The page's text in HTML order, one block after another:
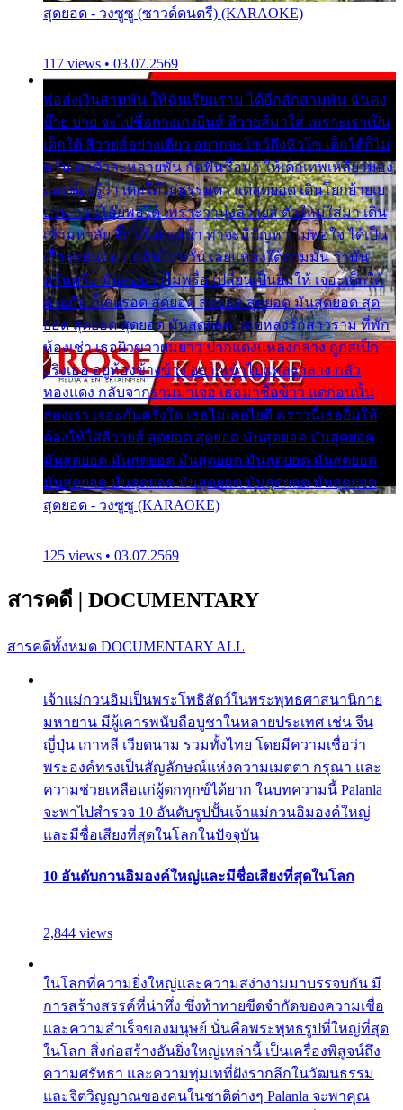
สุดยอด - วงซูซู (ซาวด์ดนตรี) (KARAOKE)
117 views • 03.07.2569
พ่อส่งเงินสามพัน ให้ฉันเรียนราม ได้อีกสักสามพัน ฉันคง
บ๊าย บาย จะไปซื้อกางเกงยีนส์ ลีวายส์มาใส่ เพราะเราเป็น
เด็กใต้ ลีวายส์อย่างเดียว อยากจะโชว์ถึงหิวโซ เด็กใต้ก็ไม่
หวั่น ตกตัวละหลายพัน กัดฟันซื้อมา ให้เด็กเทพเหลียวมอง
และต้องรู้ว่า เด็กใต้ไม่ธรรมดา แต่สุดยอด เดินโยกย้ายเย
ยวน กวนโอ๊ยพอได้ เพราะว่านุ่งลีวายส์ ตัวใหม่ใส่มา เดิน
เข้ามหาลัย จิ๊กโก๊มองหน้า ท่าจะมีปัญหา ไม่พอใจ ได้เป็น
เรื่องแน่นอน แต่ฉันไม่หวั่น เลยแหลงใต้ถามมัน ว่ามัน
พรั่นพรือ มันตอบว่าไม่พรื่อ เปลี่ยนเป็นยิ้มให้ เจอะเด็กใต้
ด้วยกัน ก็เลยรอด สุดยอด สุดยอด สุดยอด มันสุดยอด สุด
ยอด สุดยอด สุดยอด มันสุดยอด แอบหลงรักสาวราม ที่พัก
ห้องเช่า เธอผิวขาวผมยาว ปากแดงแหลงกลาง ถูกสเป็ก
จริงเธอ อยู่ห้องข้างข้าง อยากเข้าไปแหลงกลาง กลัว
ทองแดง กลับจากรามมาเจอ เธอมาซื้อข้าว แต่ก่อนนั้น
สองเรา เจอะกันครั้งใด เธอไม่เคยไยดี คราวนี้เธอยิ้มให้
ต้องให้ใส่ลีวายส์ สุดยอด สุดยอด มันสุดยอด มันสุดยอด
มันสุดยอด มันสุดยอด มันสุดยอด มันสุดยอด มันสุดยอด
มันสุดยอด มันสุดยอด มันสุดยอด มันสุดยอด มันสุดยอด
สุดยอด - วงซูซู (KARAOKE)
125 views • 03.07.2569
สารคดี | DOCUMENTARY
สารคดีทั้งหมด DOCUMENTARY ALL
เจ้าแม่กวนอิมเป็นพระโพธิสัตว์ในพระพุทธศาสนานิกาย
มหายาน มีผู้เคารพนับถือบูชาในหลายประเทศ เช่น จีน
ญี่ปุ่น เกาหลี เวียดนาม รวมทั้งไทย โดยมีความเชื่อว่า
พระองค์ทรงเป็นสัญลักษณ์แห่งความเมตตา กรุณา และ
ความช่วยเหลือแก่ผู้ตกทุกข์ได้ยาก ในบทความนี้ Palanla
จะพาไปสำรวจ 10 อันดับรูปปั้นเจ้าแม่กวนอิมองค์ใหญ่
และมีชื่อเสียงที่สุดในโลกในปัจจุบัน
10 อันดับกวนอิมองค์ใหญ่และมีชื่อเสียงที่สุดในโลก
2,844 views
ในโลกที่ความยิ่งใหญ่และความสง่างามมาบรรจบกัน มี
การสร้างสรรค์ที่น่าทึ่ง ซึ่งท้าทายขีดจำกัดของความเชื่อ
และความสำเร็จของมนุษย์ นั่นคือพระพุทธรูปที่ใหญ่ที่สุด
ในโลก สิ่งก่อสร้างอันยิ่งใหญ่เหล่านี้ เป็นเครื่องพิสูจน์ถึง
ความศรัทธา และความทุ่มเทที่ฝังรากลึกในวัฒนธรรม
และจิตวิญญาณของคนในชาติต่างๆ Palanla จะพาคุณ